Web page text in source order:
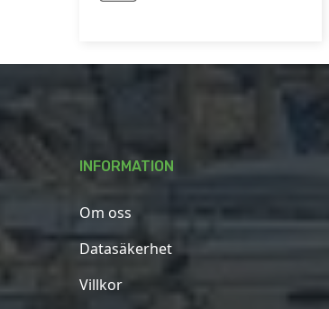
INFORMATION
Om oss
Datasäkerhet
Villkor